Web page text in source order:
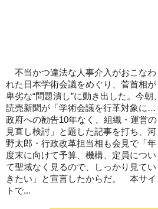
不当かつ違法な人事介入がおこなわ
れた日本学術会議をめぐり、菅首相が
卑劣な“問題潰し”に動き出した。今朝、
読売新聞が「学術会議を行革対象に…
政府への勧告10年なく、組織・運営の
見直し検討」と題した記事を打ち、河
野太郎・行政改革担当相も会見で「年
度末に向けて予算、機構、定員につい
て聖域なく見るので、しっかり見てい
きたい」と宣言したからだ。 本サイ
トで...